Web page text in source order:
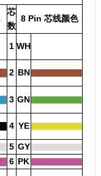
芯
数
8 Pin 芯线颜色
1 WH
2 BN
3 GN
4 YE
5 GY
6 PK